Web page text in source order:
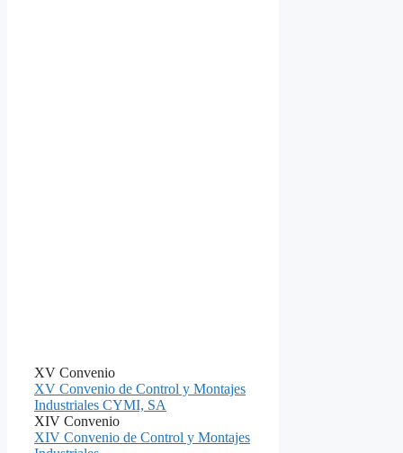
XV Convenio
XV Convenio de Control y Montajes
Industriales CYMI, SA
XIV Convenio
XIV Convenio de Control y Montajes